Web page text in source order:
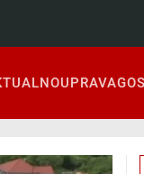
UPRAVA